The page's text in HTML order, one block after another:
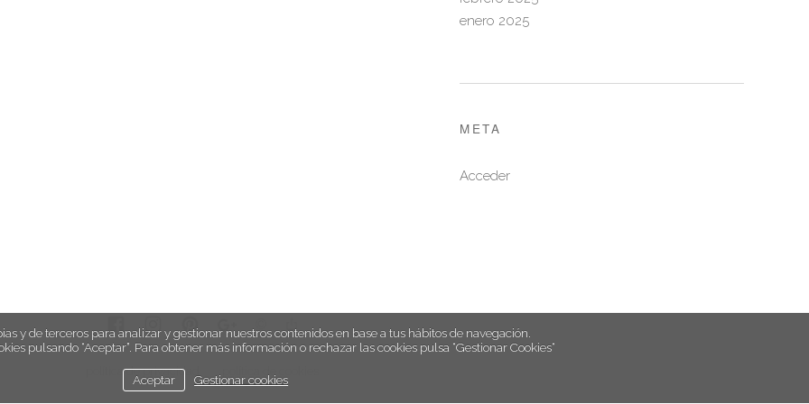
enero 2025
META
Acceder
política de privacidad
y de terceros para analizar y gestionar nuestros contenidos en base a tus hábitos de navegación.
pulsando “Aceptar”. Para obtener más información o rechazar las cookies pulsa “Gestionar Cookies“
Aceptar Gestionar cookies